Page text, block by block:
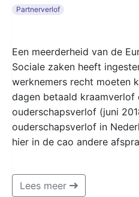
Partnerverlof
Een meerderheid van de
Sociale zaken heeft
werknemers recht moeten
dagen betaald kraamverlof
ouderschapsverlof (juni
ouderschapsverlof in
hier in de cao andere
Lees meer